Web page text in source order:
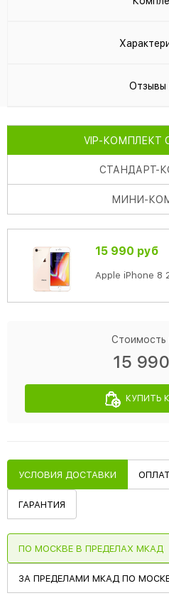
Отзывы
VIP-КОМПЛЕКТ
СТАНДАРТ-
МИНИ-
15 990 руб
Apple iPhone 8
Стоимость
15
КУПИТЬ
УСЛОВИЯ ДОСТАВКИ
ГАРАНТИЯ
ПО МОСКВЕ В ПРЕДЕЛАХ МКАД
ЗА ПРЕДЕЛАМИ МКАД ПО